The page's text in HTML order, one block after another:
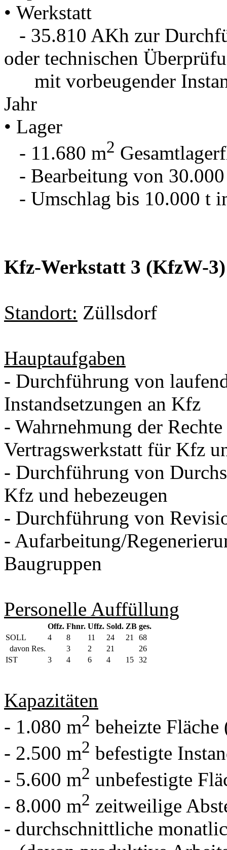
• Werkstatt
- 35.810 AKh zur
oder technischen
mit vorbeugender
Jahr
• Lager
- 11.680 m2
- Bearbeitung von
- Umschlag bis 10.000 t
Kfz-Werkstatt 3 (KfzW-3)
Standort: Züllsdorf
Hauptaufgaben
- Durchführung von
Instandsetzungen an Kfz
- Wahrnehmung der
Vertragswerkstatt für Kfz
- Durchführung von
Kfz und hebezeugen
- Durchführung von
- Aufarbeitung/
Baugruppen
Personelle Auffüllung
Offz. Fhnr. Uffz. Sold. ZB ges.
SOLL
4 8 11 24 21
68
davon Res.
3 2 21
26
IST
3 4 6 4 15 32
Kapazitäten
- 1.080 m2 beheizte
- 2.500 m2 befestigte
- 5.600 m2 unbefestigte
- 8.000 m2 zeitweilige
- durchschnittliche